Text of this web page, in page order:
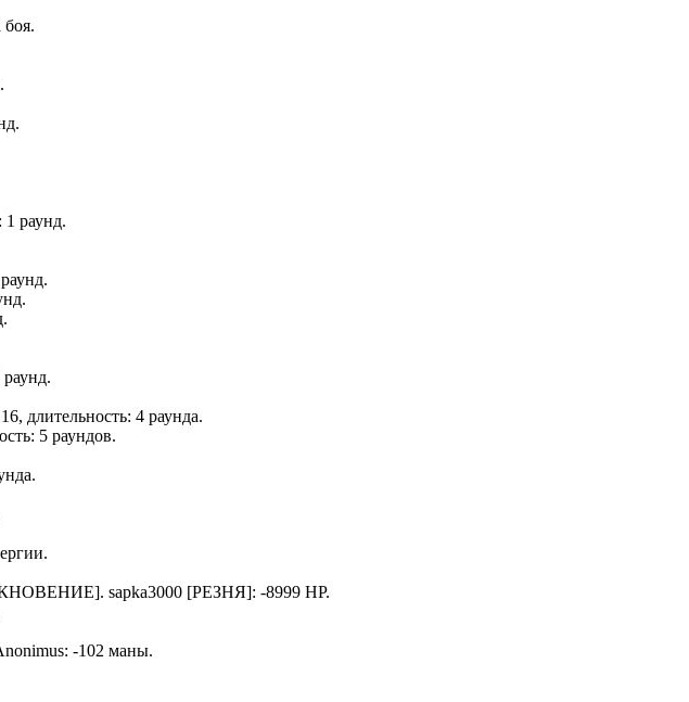
боя.
1 раунд.
длительность: 4 раунда.
5 раундов.
sapka3000 [РЕЗНЯ]: -8999 HP.
: -102 маны.